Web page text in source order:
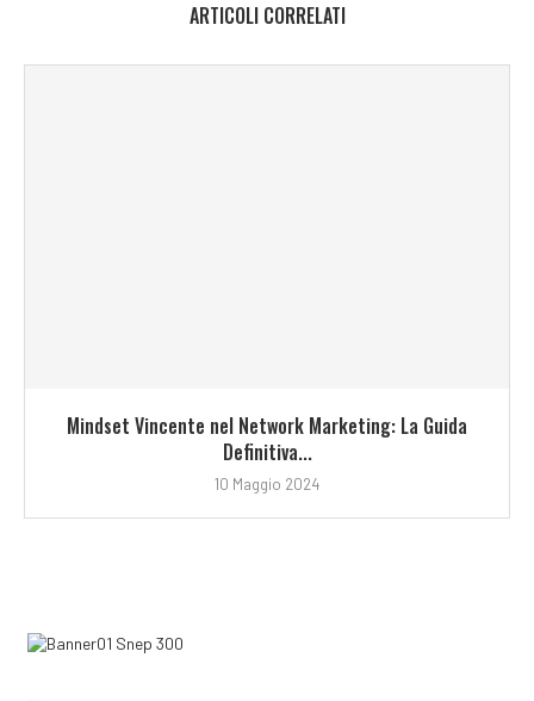
ARTICOLI CORRELATI
Mindset Vincente nel Network Marketing: La Guida
Definitiva...
10 Maggio 2024